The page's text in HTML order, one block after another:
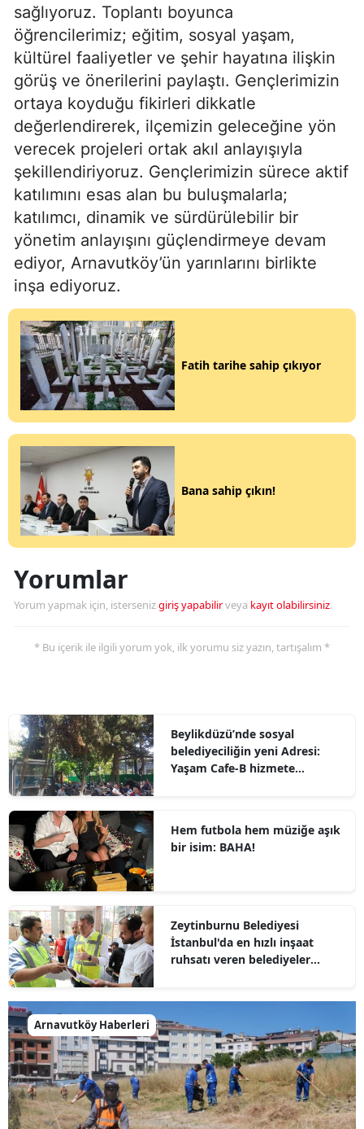
sağlıyoruz. Toplantı boyunca
öğrencilerimiz; eğitim, sosyal yaşam,
kültürel faaliyetler ve şehir hayatına ilişkin
görüş ve önerilerini paylaştı. Gençlerimizin
ortaya koyduğu fikirleri dikkatle
değerlendirerek, ilçemizin geleceğine yön
verecek projeleri ortak akıl anlayışıyla
şekillendiriyoruz. Gençlerimizin sürece aktif
katılımını esas alan bu buluşmalarla;
katılımcı, dinamik ve sürdürülebilir bir
yönetim anlayışını güçlendirmeye devam
ediyor, Arnavutköy’ün yarınlarını birlikte
inşa ediyoruz.
Fatih tarihe sahip çıkıyor
Bana sahip çıkın!
Yorumlar
Yorum yapmak için, istersenizgiriş yapabilirveya kayıt olabilirsiniz.
* Bu içerik ile ilgili yorum yok, ilk yorumu siz yazın, tartışalım *
Beylikdüzü’nde sosyal
belediyeciliğin yeni Adresi:
Yaşam Cafe-B hizmete
Hem futbola hem müziğe aşık
bir isim: BAHA!
Zeytinburnu Belediyesi
İstanbul'da en hızlı inşaat
ruhsatı veren belediyeler
Arnavutköy Haberleri